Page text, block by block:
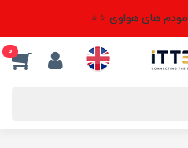
های هواوی ⭐⭐
0